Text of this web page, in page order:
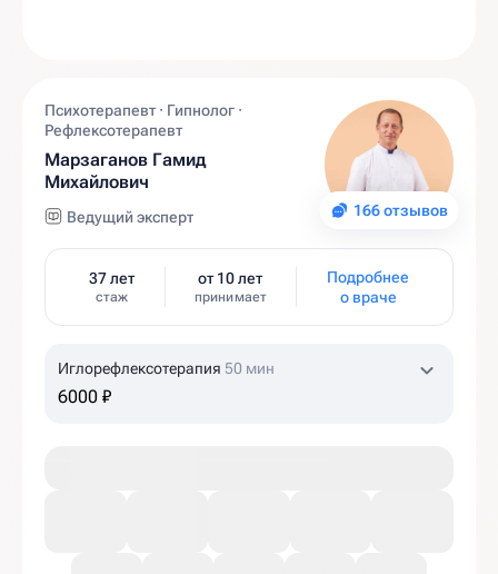
166 отзывов
Психотерапевт · Гипнолог ·
Рефлексотерапевт
Марзаганов Гамид
Михайлович
Ведущий эксперт
37 лет
стаж
от 10 лет
принимает
Подробнее
о враче
Иглорефлексотерапия 50 мин
6000 ₽